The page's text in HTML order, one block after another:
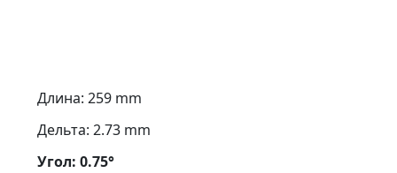
Длина: 259 mm
Дельта: 2.73 mm
Угол: 0.75°